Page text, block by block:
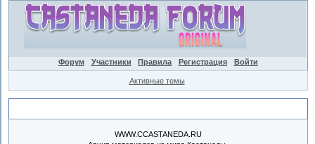
Форум Участники Правила Регистрация Войти
Активные темы
WWW.CCASTANEDA.RU